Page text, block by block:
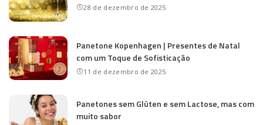
28 de dezembro de 2025
Panetone Kopenhagen | Presentes de Natal
com um Toque de Sofisticação
11 de dezembro de 2025
Panetones sem Glúten e sem Lactose, mas com
muito sabor